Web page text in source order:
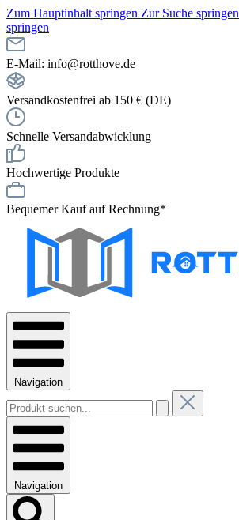
Zum Hauptinhalt springen Zur Suche springen
springen
E-Mail: info@rotthove.de
Versandkostenfrei ab 150 € (DE)
Schnelle Versandabwicklung
Hochwertige Produkte
Bequemer Kauf auf Rechnung*
Navigation
Navigation